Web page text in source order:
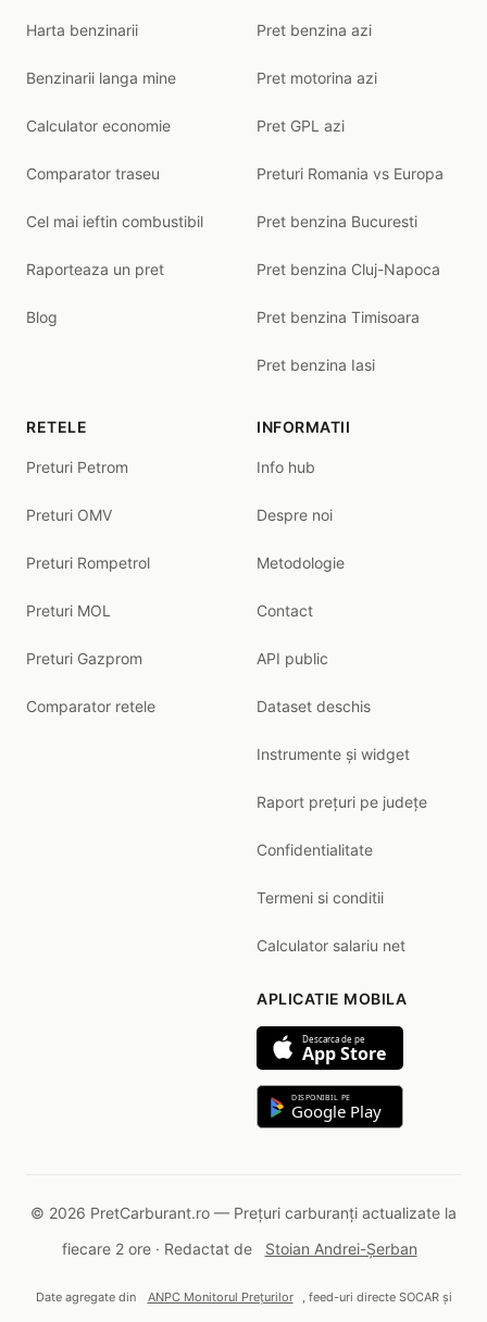
Harta benzinarii
Benzinarii langa mine
Calculator economie
Comparator traseu
Cel mai ieftin combustibil
Raporteaza un pret
Blog
Pret benzina azi
Pret motorina azi
Pret GPL azi
Preturi Romania vs Europa
Pret benzina Bucuresti
Pret benzina Cluj-Napoca
Pret benzina Timisoara
Pret benzina Iasi
RETELE
Preturi Petrom
Preturi OMV
Preturi Rompetrol
Preturi MOL
Preturi Gazprom
Comparator retele
INFORMATII
Info hub
Despre noi
Metodologie
Contact
API public
Dataset deschis
Instrumente și widget
Raport prețuri pe județe
Confidentialitate
Termeni si conditii
Calculator salariu net
APLICATIE MOBILA
Descarca de pe
App Store
DISPONIBIL PE
Google Play
© 2026 PretCarburant.ro — Prețuri carburanți actualizate la
fiecare 2 ore · Redactat de
Stoian Andrei-Șerban
Date agregate din ANPC Monitorul Prețurilor , feed-uri directe SOCAR și